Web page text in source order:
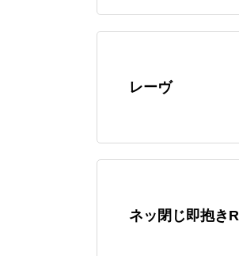
レーヴ
ネッ閉じ即抱き